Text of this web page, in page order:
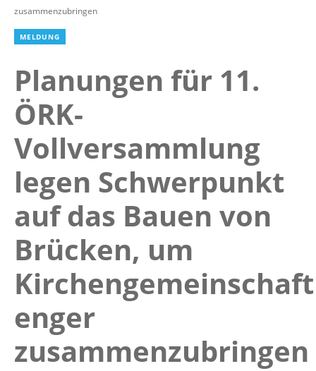
zusammenzubringen
MELDUNG
Planungen für 11.
ÖRK-
Vollversammlung
legen Schwerpunkt
auf das Bauen von
Brücken, um
Kirchengemeinschaft
enger
zusammenzubringen